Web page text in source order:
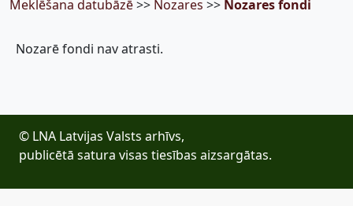
Meklēšana datubāzē>> Nozares >> Nozares fondi
Nozarē fondi nav atrasti.
© LNA Latvijas Valsts arhīvs,
publicētā satura visas tiesības aizsargātas.